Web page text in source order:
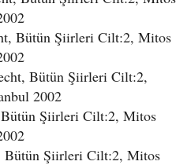
Bütün Şiirleri Cilt:2, Mitos
Bütün Şiirleri Cilt:2,
2002
Şiirleri Cilt:2, Mitos
Bütün Şiirleri Cilt:2, Mitos